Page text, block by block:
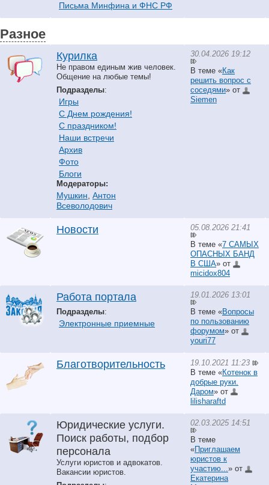
Письма Минфина и ФНС РФ
Разное
Курилка
Не правом единым жив человек.
Общение на любые темы!
Подразделы:
Игры
С Днем рождения!
С праздником!
Наши встречи
Архив
Фото
Блоги
Модераторы:
Мушкин Антон
Всеволодович
30.04.2026 19:12
В теме «Как
решить вопрос с
соседями» от
Siemen
Новости
05.08.2026 21:41
В теме «7 САМЫХ
ОПАСНЫХ БАНД
В США» от
micidox804
Работа портала
Подразделы:
Электронные приемные
19.01.2026 13:01
В теме «Вопросы
по пользованию
форумом» от
youri77
Благотворительность
19.10.2021 11:23
В теме «Котенок в
добрые руки.
Даром» от
lilisharaftd
Юридические услуги.
Поиск работы, подбор
персонала
Услуги юристов и адвокатов.
Вакансии юристов.
02.03.2025 14:51
В теме
«Приглашаем
юристов к
участию...» от
Екатерина